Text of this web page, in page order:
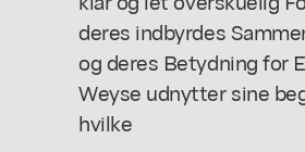
deres indbyrdes
og deres Betydning for
Weyse udnytter sine
hvilke